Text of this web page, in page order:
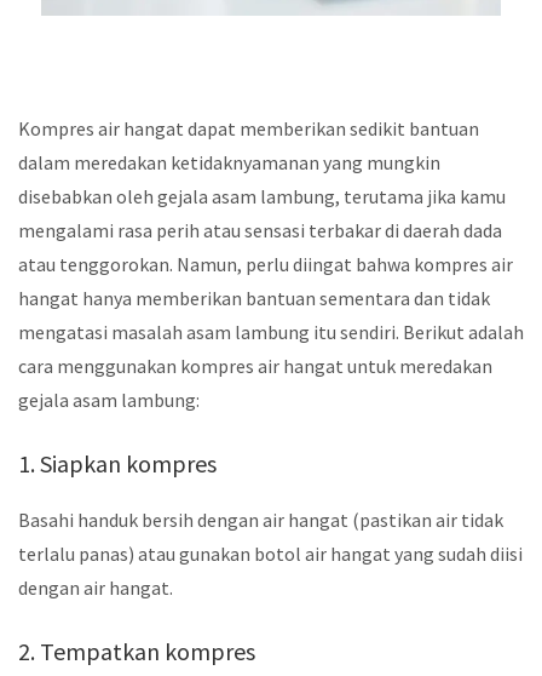
Kompres air hangat dapat memberikan sedikit bantuan
dalam meredakan ketidaknyamanan yang mungkin
disebabkan oleh gejala asam lambung, terutama jika kamu
mengalami rasa perih atau sensasi terbakar di daerah dada
atau tenggorokan. Namun, perlu diingat bahwa kompres air
hangat hanya memberikan bantuan sementara dan tidak
mengatasi masalah asam lambung itu sendiri. Berikut adalah
cara menggunakan kompres air hangat untuk meredakan
gejala asam lambung:
1. Siapkan kompres
Basahi handuk bersih dengan air hangat (pastikan air tidak
terlalu panas) atau gunakan botol air hangat yang sudah diisi
dengan air hangat.
2. Tempatkan kompres